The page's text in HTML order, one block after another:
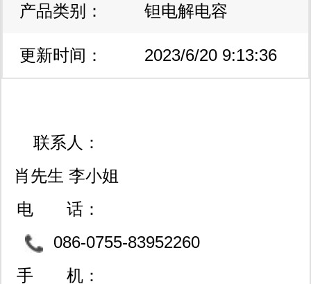
区
产品类别： 钽电解电容
更新时间： 2023/6/20 9:13:36
联系人：
肖先生 李小姐
电 话：
086-0755-83952260
83951431
手 机：